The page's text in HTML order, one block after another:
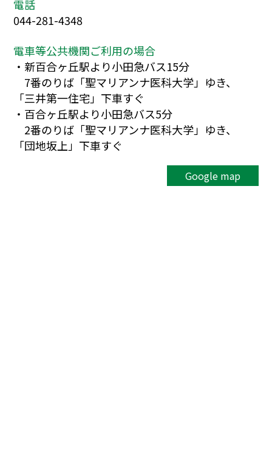
電話
044-281-4348
電車等公共機関ご利用の場合
・新百合ヶ丘駅より小田急バス15分
7番のりば「聖マリアンナ医科大学」ゆき、
「三井第一住宅」下車すぐ
・百合ヶ丘駅より小田急バス5分
2番のりば「聖マリアンナ医科大学」ゆき、
「団地坂上」下車すぐ
Google map